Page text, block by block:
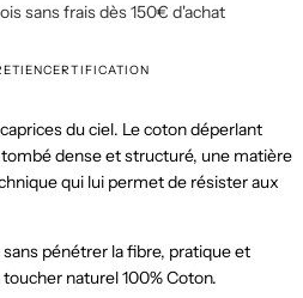
sans frais dès 150€ d'achat
CERTIFICATION
du ciel. Le coton déperlant
dense et structuré, une matière
qui lui permet de résister aux
sans pénétrer la fibre, pratique et
naturel 100% Coton.